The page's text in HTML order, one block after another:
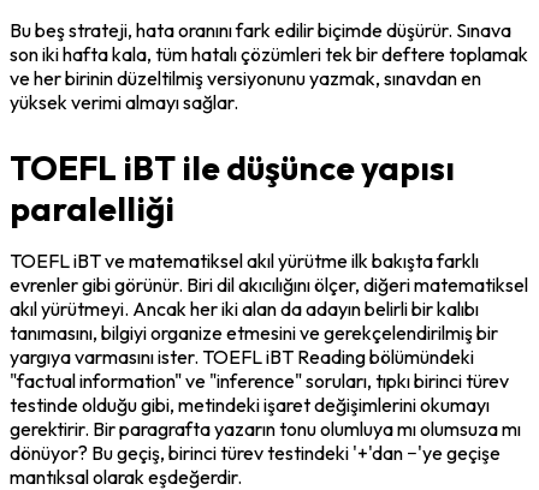
Bu beş strateji, hata oranını fark edilir biçimde düşürür. Sınava
son iki hafta kala, tüm hatalı çözümleri tek bir deftere toplamak
ve her birinin düzeltilmiş versiyonunu yazmak, sınavdan en
yüksek verimi almayı sağlar.
TOEFL iBT ile düşünce yapısı
paralelliği
TOEFL iBT ve matematiksel akıl yürütme ilk bakışta farklı
evrenler gibi görünür. Biri dil akıcılığını ölçer, diğeri matematiksel
akıl yürütmeyi. Ancak her iki alan da adayın belirli bir kalıbı
tanımasını, bilgiyi organize etmesini ve gerekçelendirilmiş bir
yargıya varmasını ister. TOEFL iBT Reading bölümündeki
"factual information" ve "inference" soruları, tıpkı birinci türev
testinde olduğu gibi, metindeki işaret değişimlerini okumayı
gerektirir. Bir paragrafta yazarın tonu olumluya mı olumsuza mı
dönüyor? Bu geçiş, birinci türev testindeki '+'dan −'ye geçişe
mantıksal olarak eşdeğerdir.